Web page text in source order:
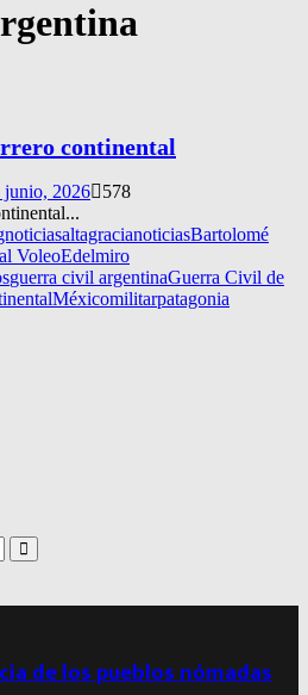
continental
junio, 2026
578
altagracianoticiasBartolomé
VoleoEdelmiro
guerra civil argentinaGuerra Civil de
Méxicomilitarpatagonia
Search
de los pueblos nómadas